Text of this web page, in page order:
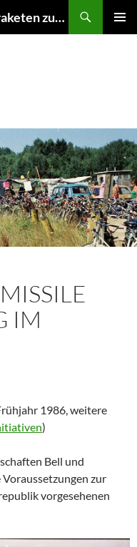
Pydna im Hunsrück: von Atomraketen zur NATURE ONE
IM
1986, weitere
)
Bell und
Voraussetzungen zur
vorgesehenen